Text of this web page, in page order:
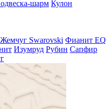
шарм Кулон
Жемчуг Swarovski Фианит EQ
Изумруд Рубин Сапфир